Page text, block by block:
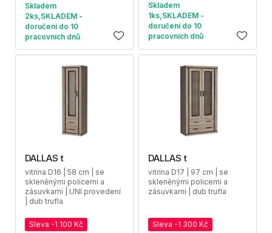
Skladem
2ks,SKLADEM -
doručení do 10
pracovních dnů
Skladem
1ks,SKLADEM -
doručení do 10
pracovních dnů
DALLAS t
vitrína D16 | 58 cm | se
skleněnými policemi a
zásuvkami | UNI provedení
| dub trufla
Sleva -1 100 Kč
DALLAS t
vitrína D17 | 97 cm | se
skleněnými policemi a
zásuvkami | dub trufla
Sleva -1 300 Kč